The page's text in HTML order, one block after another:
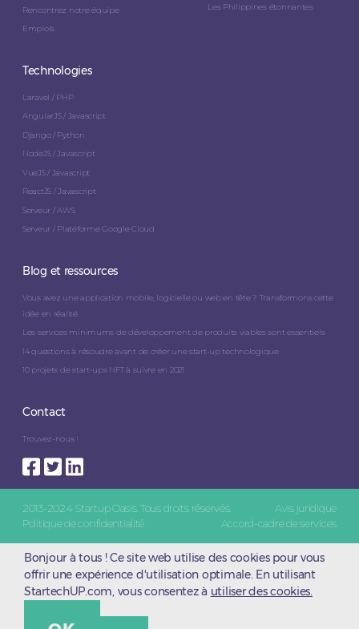
Rencontrez notre équipe
Emplois
Les Philippines étonnantes
Technologies
Laravel / PHP
AngularJS / Javascript
Django / Python
NodeJS / Javascript
VueJS / Javascript
ReactJS / Javascript
Serveur / AWS
Serveur / Plateforme Google Cloud
Blog et ressources
Vous avez une application mobile, logicielle ou web en tête ? Transformons cette
idée en réalité.
Les services minimums de développement de produits viables sont essentiels
14 questions à résoudre avant de créer une start-up technologique
10 projets de start-ups NFT à suivre en 2021
Contact
Trouvez-nous !
2013-2024 Startup Oasis. Tous droits réservés.
Avis juridique
Politique de confidentialité
Accord-cadre de services
Bonjour à tous ! Ce site web utilise des cookies pour vous
offrir une expérience d'utilisation optimale. En utilisant
StartechUP.com, vous consentez à utiliser des cookies.